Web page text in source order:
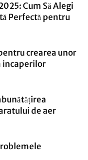
Cum Să Alegi
Perfectă pentru
crearea unor
incaperilor
de aer